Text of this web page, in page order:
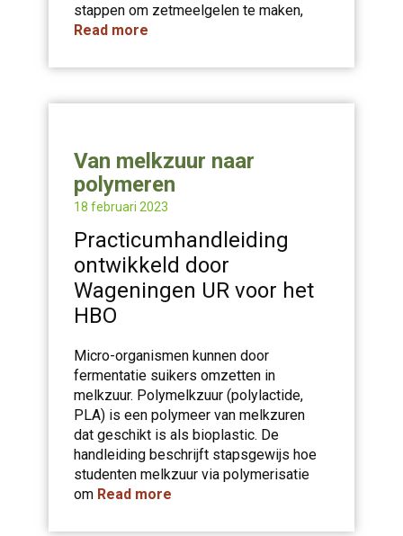
stappen om zetmeelgelen te maken,
Read more
Van melkzuur naar
polymeren
18 februari 2023
Practicumhandleiding
ontwikkeld door
Wageningen UR voor het
HBO
Micro-organismen kunnen door
fermentatie suikers omzetten in
melkzuur. Polymelkzuur (polylactide,
PLA) is een polymeer van melkzuren
dat geschikt is als bioplastic. De
handleiding beschrijft stapsgewijs hoe
studenten melkzuur via polymerisatie
om Read more